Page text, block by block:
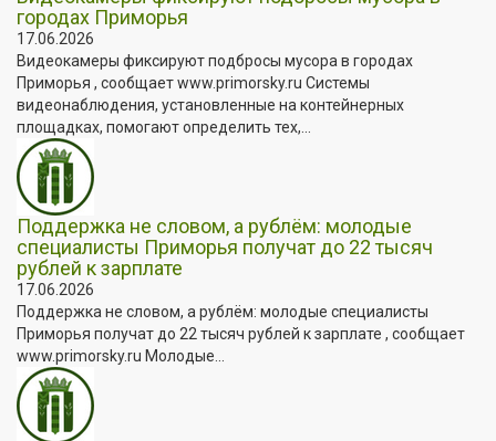
городах Приморья
17.06.2026
Видеокамеры фиксируют подбросы мусора в городах
Приморья , сообщает www.primorsky.ru Системы
видеонаблюдения, установленные на контейнерных
площадках, помогают определить тех,...
Поддержка не словом, а рублём: молодые
специалисты Приморья получат до 22 тысяч
рублей к зарплате
17.06.2026
Поддержка не словом, а рублём: молодые специалисты
Приморья получат до 22 тысяч рублей к зарплате , сообщает
www.primorsky.ru Молодые...